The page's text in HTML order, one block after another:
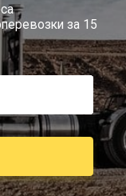
505-40-85
negabarit.ru
звонок
за 15